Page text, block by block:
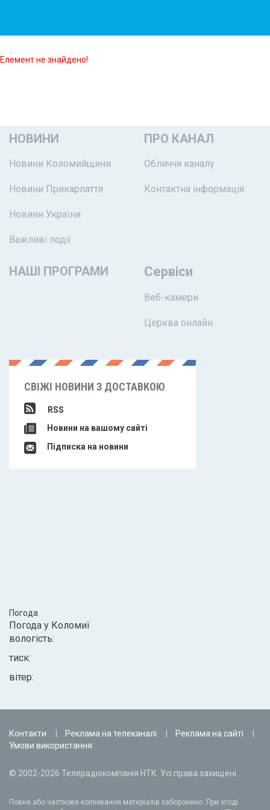
Елемент не знайдено!
НОВИНИ
Новини Коломийщини
Новини Прикарпаття
Новини України
Важливі події
ПРО КАНАЛ
Обличчя каналу
Контактна інформація
НАШІ ПРОГРАМИ Сервіси
Веб-камери
Церква онлайн
СВІЖІ НОВИНИ З ДОСТАВКОЮ
RSS
Новини на вашому сайті
Підписка на новини
Погода
Погода у Коломиї
вологість:
тиск:
вітер:
Контакти Реклама на телеканалі
Реклама на сайті
Умови використання
© 2002-2026 Телерадіокомпанія НТК. Усі права захищені.
Повне або часткове копіювання матеріалів заборонено. При згоді